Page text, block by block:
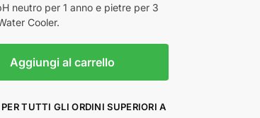
neutro per 1 anno e pietre per 3
Cooler.
Aggiungi al carrello
TUTTI GLI ORDINI SUPERIORI A